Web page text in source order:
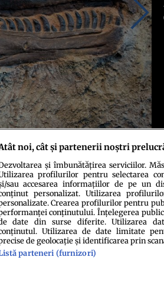
Termeni şi condiţiiEchipa redacțională
noi, cât și partenerii noștri
și îmbunătățirea serviciilor.
profilurilor pentru selectarea
sau accesarea informațiilor de pe un
personalizat. Utilizarea
Crearea profilurilor pentru
conținutului. Înțelegerea
date din surse diferite. Utilizarea
Utilizarea de date limitate
de geolocație și identificarea prin
parteneri (furnizori)